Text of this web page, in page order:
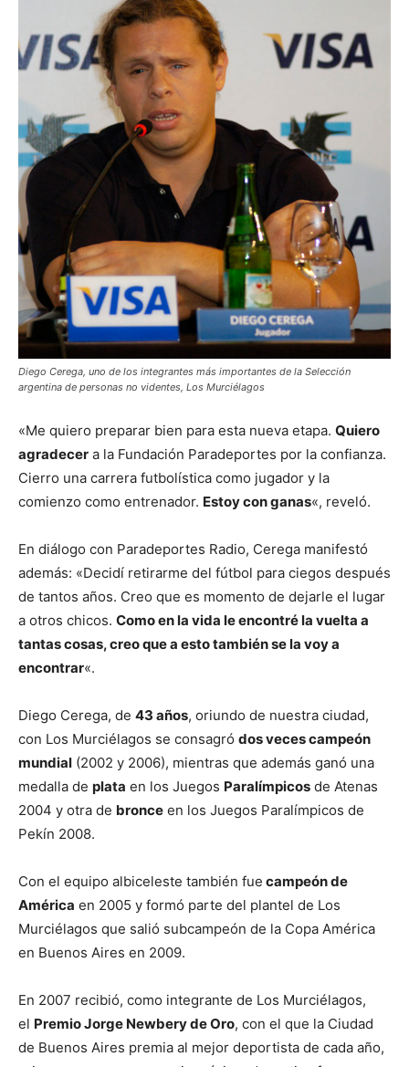
Diego Cerega, uno de los integrantes más importantes de la Selección
argentina de personas no videntes, Los Murciélagos
«Me quiero preparar bien para esta nueva etapa. Quiero
agradecer a la Fundación Paradeportes por la confianza.
Cierro una carrera futbolística como jugador y la
comienzo como entrenador. Estoy con ganas«, reveló.
En diálogo con Paradeportes Radio, Cerega manifestó
además: «Decidí retirarme del fútbol para ciegos después
de tantos años. Creo que es momento de dejarle el lugar
a otros chicos. Como en la vida le encontré la vuelta a
tantas cosas, creo que a esto también se la voy a
encontrar«.
Diego Cerega, de 43 años, oriundo de nuestra ciudad,
con Los Murciélagos se consagró dos veces campeón
mundial (2002 y 2006), mientras que además ganó una
medalla de plata en los Juegos Paralímpicos de Atenas
2004 y otra de bronce en los Juegos Paralímpicos de
Pekín 2008.
Con el equipo albiceleste también fue campeón de
América en 2005 y formó parte del plantel de Los
Murciélagos que salió subcampeón de la Copa América
en Buenos Aires en 2009.
En 2007 recibió, como integrante de Los Murciélagos,
el Premio Jorge Newbery de Oro, con el que la Ciudad
de Buenos Aires premia al mejor deportista de cada año,